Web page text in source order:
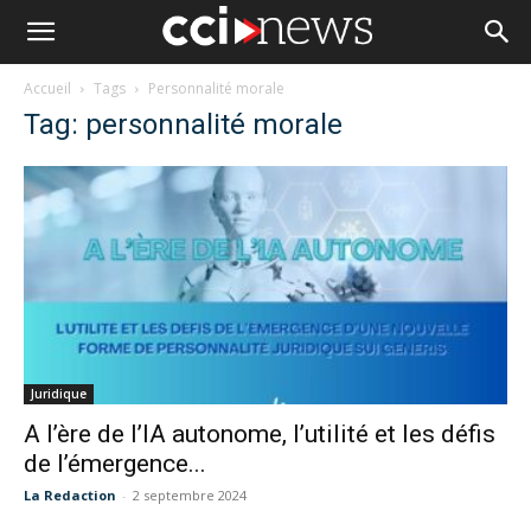
Accueil Tags Personnalité morale
Tag: personnalité morale
Juridique
A l’ère de l’IA autonome, l’utilité et les défis
de l’émergence...
La Redaction - 2 septembre 2024